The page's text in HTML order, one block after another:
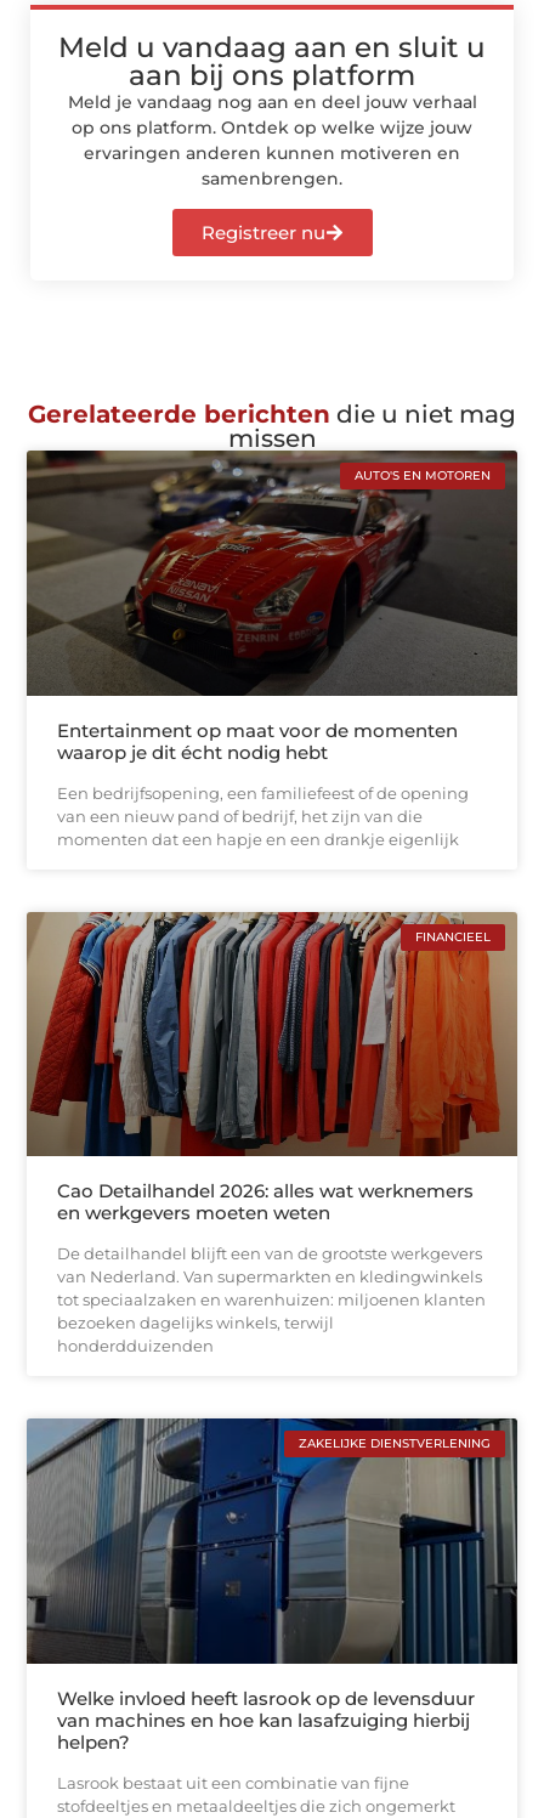
Meld u vandaag aan en sluit u
aan bij ons platform
Meld je vandaag nog aan en deel jouw verhaal
op ons platform. Ontdek op welke wijze jouw
ervaringen anderen kunnen motiveren en
samenbrengen.
Registreer nu
Gerelateerde berichten die u niet mag
missen
AUTO'S EN MOTOREN
Entertainment op maat voor de momenten
waarop je dit écht nodig hebt
Een bedrijfsopening, een familiefeest of de opening
van een nieuw pand of bedrijf, het zijn van die
momenten dat een hapje en een drankje eigenlijk
FINANCIEEL
Cao Detailhandel 2026: alles wat werknemers
en werkgevers moeten weten
De detailhandel blijft een van de grootste werkgevers
van Nederland. Van supermarkten en kledingwinkels
tot speciaalzaken en warenhuizen: miljoenen klanten
bezoeken dagelijks winkels, terwijl
honderdduizenden
ZAKELIJKE DIENSTVERLENING
Welke invloed heeft lasrook op de levensduur
van machines en hoe kan lasafzuiging hierbij
helpen?
Lasrook bestaat uit een combinatie van fijne
stofdeeltjes en metaaldeeltjes die zich ongemerkt